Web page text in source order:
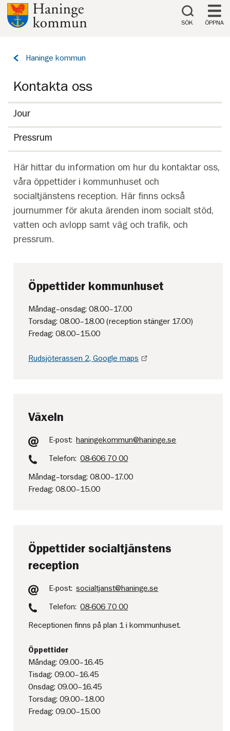
Till innehåll på sidan
SÖK ÖPPNA
Tillbaka
Haninge kommun
Kontakta oss
Jour
Pressrum
Här hittar du information om hur du kontaktar oss,
våra öppettider i kommunhuset och
socialtjänstens reception. Här finns också
journummer för akuta ärenden inom socialt stöd,
vatten och avlopp samt väg och trafik, och
pressrum.
Öppettider kommunhuset
Måndag–onsdag: 08.00–17.00
Torsdag: 08.00–18.00 (reception stänger 17.00)
Fredag: 08.00–15.00
Rudsjöterassen 2, Google maps
Växeln
E-post: haningekommun@haninge.se
Telefon: 08-606 70 00
Måndag–torsdag: 08.00–17.00
Fredag: 08.00–15.00
Öppettider socialtjänstens
reception
E-post: socialtjanst@haninge.se
Telefon: 08-606 70 00
Receptionen finns på plan 1 i kommunhuset.
Öppettider
Måndag: 09.00–16.45
Tisdag: 09.00–16.45
Onsdag: 09.00–16.45
Torsdag: 09.00–18.00
Fredag: 09.00–15.00